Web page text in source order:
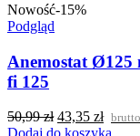
Nowość-15%
Podgląd
Anemostat Ø125
fi 125
50,99zł 43,35 zł brutto